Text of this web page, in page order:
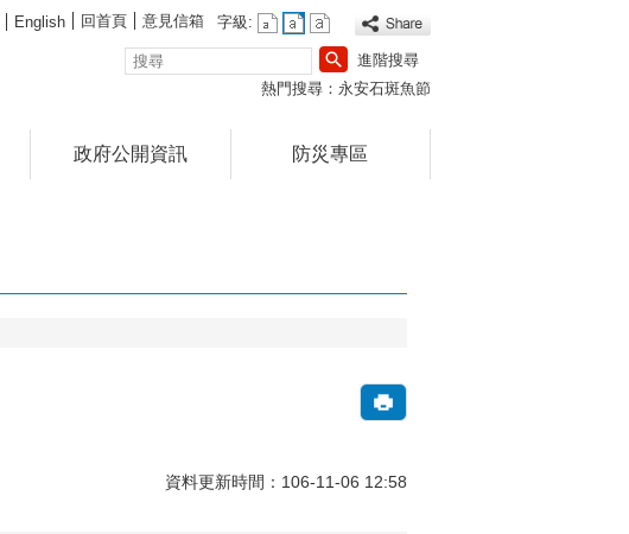
English 回首頁 意見信箱
字級:
搜
尋
進階搜尋
熱門搜尋： 永安石斑魚節
政府公開資訊 防災專區
資料更新時間：106-11-06 12:58